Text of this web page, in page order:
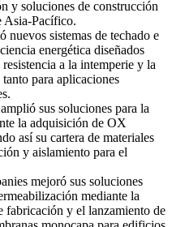
y soluciones de construcción
Asia-Pacífico.
nuevos sistemas de techado e
energética diseñados
a la intemperie y la
para aplicaciones
sus soluciones para la
la adquisición de OX
así su cartera de materiales
y aislamiento para el
mejoró sus soluciones
mediante la
fabricación y el lanzamiento de